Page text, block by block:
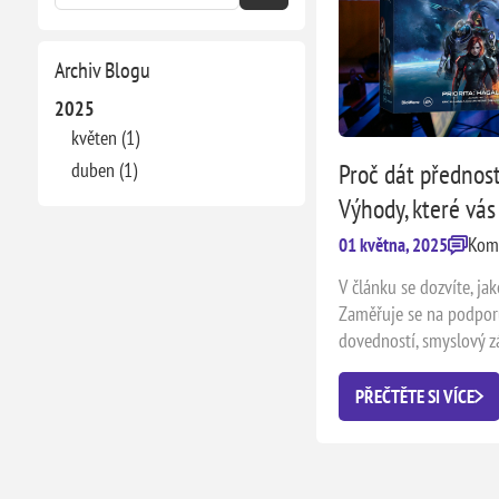
Archiv Blogu
2025
květen (1)
duben (1)
Proč dát
Výhody, které
01 května, 2025
V článku se dozvíte,
Zaměřuje se na
dovedností, smyslový
shrnuje, proč jsou
prospěšnější než
PŘEČTĚTE SI VÍCE